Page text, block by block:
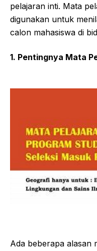
pelajaran inti. Mata
digunakan untuk
calon mahasiswa di
1. Pentingnya Mata
Ada beberapa alasan